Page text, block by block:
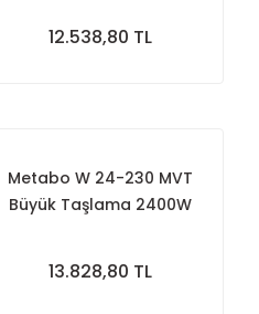
12.538,80 TL
Metabo W 24-230 MVT
Büyük Taşlama 2400W
13.828,80 TL